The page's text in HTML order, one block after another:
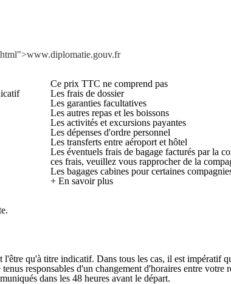
Ce prix TTC ne comprend pas
Les frais de dossier
Les garanties facultatives
Les autres repas et les boissons
Les activités et excursions payantes
Les dépenses d'ordre personnel
Les transferts entre aéroport et hôtel
Les éventuels frais de bagage facturés par la
ces frais, veuillez vous rapprocher de la
Les bagages cabines pour certaines
+ En savoir plus
qu'à titre indicatif. Dans tous les cas, il est impératif
responsables d'un changement d'horaires entre
dans les 48 heures avant le départ.